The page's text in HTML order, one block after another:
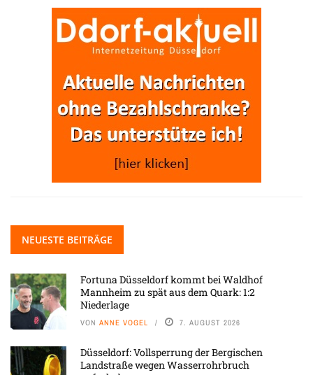
NEUESTE BEITRÄGE
Fortuna Düsseldorf kommt bei Waldhof
Mannheim zu spät aus dem Quark: 1:2
Niederlage
VON ANNE VOGEL 7. AUGUST 2026
Düsseldorf: Vollsperrung der Bergischen
Landstraße wegen Wasserrohrbruch